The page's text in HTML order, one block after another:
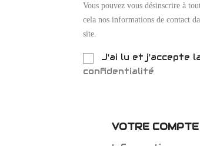
Vous pouvez vous désinscrire à
cela nos informations de contact
site.
J'ai lu et j'accepte
confidentialité
VOTRE COMPTE